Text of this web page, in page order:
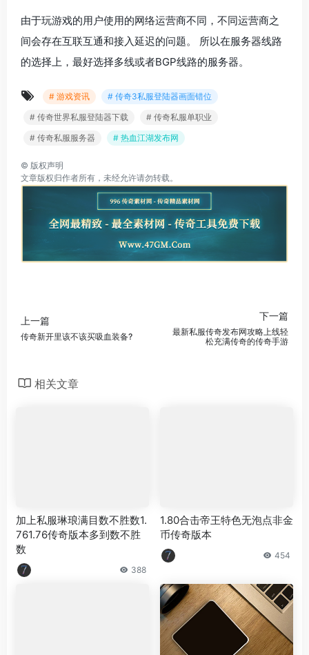
由于玩游戏的用户使用的网络运营商不同，不同运营商之
间会存在互联互通和接入延迟的问题。 所以在服务器线路
的选择上，最好选择多线或者BGP线路的服务器。
# 游戏资讯
# 传奇3私服登陆器画面错位
# 传奇世界私服登陆器下载
# 传奇私服单职业
# 传奇私服服务器
# 热血江湖发布网
© 版权声明
文章版权归作者所有，未经允许请勿转载。
上一篇
传奇新开里该不该买吸血装备?
下一篇
最新私服传奇发布网攻略上线轻
松充满传奇的传奇手游
相关文章
加上私服琳琅满目数不胜数1.
761.76传奇版本多到数不胜
数
388
1.80合击帝王特色无泡点非金
币传奇版本
454